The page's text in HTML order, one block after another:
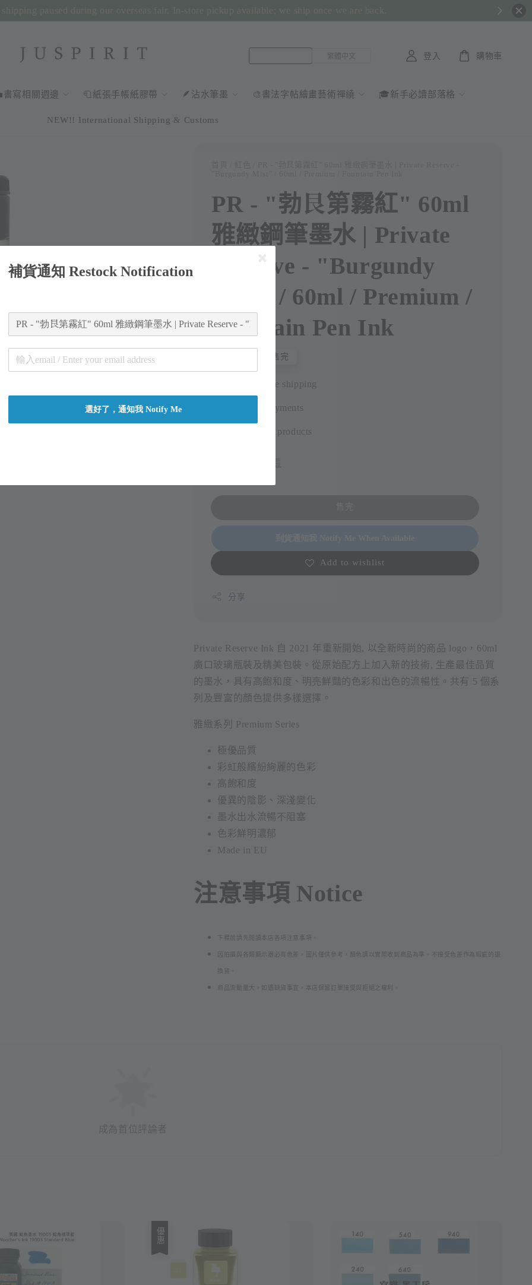
書寫相關週邊 🧻紙張手帳紙膠帶 🪶沾水筆墨 🎨書法字帖繪畫藝術禪繞 🎓新手必讀部落格
NEW!! International Shipping & Customs
登入 購物車
PR - "勃艮第霧紅" 60ml
雅緻鋼筆墨水 | Private
Reserve - "Burgundy
Mist" / 60ml / Premium /
Fountain Pen Ink
price
售完
Worldwide shipping
Secure payments
Authentic products
Add to wishlist
分享
Private Reserve Ink 自 2021 年重新開始, 以全新時尚的商品 logo，60ml
廣口玻璃瓶裝及精美包裝。從原始配方上加入新的技術, 生產最佳品質
的墨水，具有高飽和度、明亮鮮豔的色彩和出色的流暢性。共有 5 個系
列及豐富的顏色提供多樣選擇。
雅緻系列 Premium Series
極優品質
彩虹般繽紛絢麗的色彩
高飽和度
優異的陰影、深淺變化
墨水出水流暢不阻塞
色彩鮮明濃郁
Made in EU
注意事項 Notice
下標前請先閱讀本店各項注意事項。
因拍攝與各類顯示器必 有色差，圖片僅供參考，顏色請以實際收到商品為準。不接受色差作為瑕疵的退
換貨。
商品流動量大，如遇缺貨事宜，本店保留訂單接受與拒絕之權利。
優惠
補貨通知 Restock Notification
選好了，通知我 Notify Me